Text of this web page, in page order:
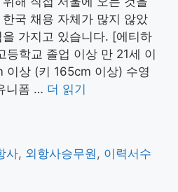
국 채용 자체가 많지 않았
가지고 있습니다. [에티하
등학교 졸업 이상 만 21세 이
이상 (키 165cm 이상) 수영
니폼 … 더 읽기
사, 외항사승무원 , 이력서수